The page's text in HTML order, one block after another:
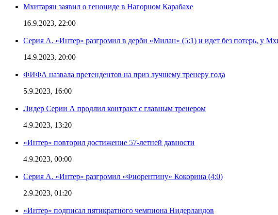
Мхитарян заявил о геноциде в Нагорном Карабахе
16.9.2023, 22:00
Серия А. «Интер» разгромил в дерби «Милан» (5:1) и идет без потерь, у
14.9.2023, 20:00
ФИФА назвала претендентов на приз лучшему тренеру года
5.9.2023, 16:00
Лидер Серии А продлил контракт с главным тренером
4.9.2023, 13:20
«Интер» повторил достижение 57-летней давности
4.9.2023, 00:00
Серия А. «Интер» разгромил «Фиорентину» Кокорина (4:0)
2.9.2023, 01:20
«Интер» подписал пятикратного чемпиона Нидерландов